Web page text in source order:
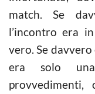
match. Se
l’incontro era
vero. Se
era solo
provvedimenti,